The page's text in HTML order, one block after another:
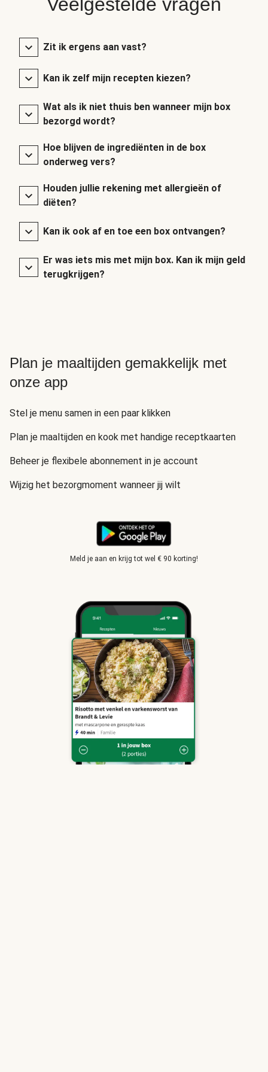
Zit ik ergens aan vast?
Kan ik zelf mijn recepten kiezen?
Wat als ik niet thuis ben wanneer mijn box
bezorgd wordt?
Hoe blijven de ingrediënten in de box
onderweg vers?
Houden jullie rekening met allergieën of
diëten?
Kan ik ook af en toe een box ontvangen?
Er was iets mis met mijn box. Kan ik mijn geld
terugkrijgen?
Plan je maaltijden gemakkelijk met
onze app
Stel je menu samen in een paar klikken
Plan je maaltijden en kook met handige receptkaarten
Beheer je flexibele abonnement in je account
Wijzig het bezorgmoment wanneer jij wilt
Meld je aan en krijg tot wel € 90 korting!